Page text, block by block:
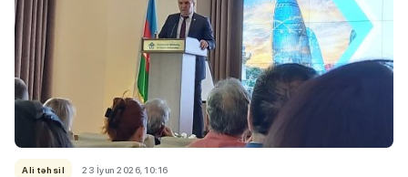
Ali təhsil 23 İyun 2026, 10:16